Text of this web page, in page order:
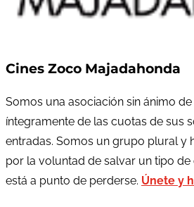
Cines Zoco Majadahonda
Somos una asociación sin ánimo
íntegramente de las cuotas de sus
entradas. Somos un grupo plural y
por la voluntad de salvar un tipo
está a punto de perderse. Únete y